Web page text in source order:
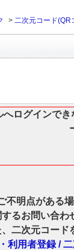
> 二次元コード(QR
へログインで
不明点がある
るお問い合わ
、二次元コード
利用者登録 /